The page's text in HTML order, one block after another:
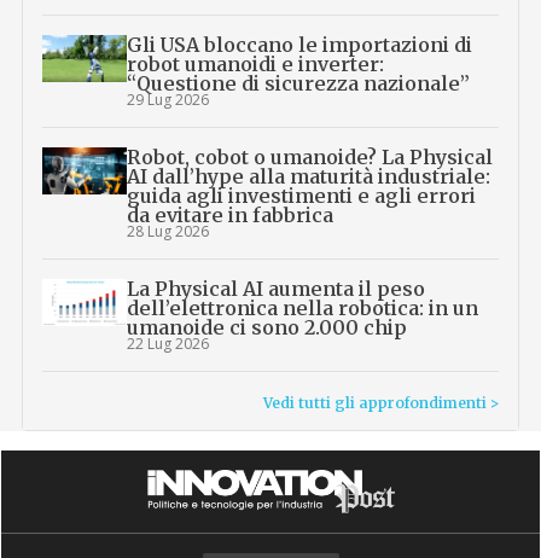
Gli USA bloccano le importazioni di
robot umanoidi e inverter:
“Questione di sicurezza nazionale”
29 Lug 2026
Robot, cobot o umanoide? La Physical
AI dall’hype alla maturità industriale:
guida agli investimenti e agli errori
da evitare in fabbrica
28 Lug 2026
La Physical AI aumenta il peso
dell’elettronica nella robotica: in un
umanoide ci sono 2.000 chip
22 Lug 2026
Vedi tutti gli approfondimenti >